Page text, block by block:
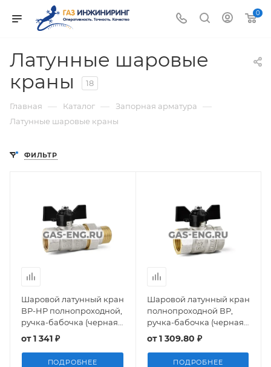
0
Латунные шаровые
краны
18
Главная — Каталог — Запорная арматура —
Латунные шаровые краны
ФИЛЬТР
Шаровой латунный кран
ВР-НР полнопроходной,
ручка-бабочка (черная),
со сгоном, Ду 15-32, Ру 40,
LD Pride
от1 341 ₽
ПОДРОБНЕЕ
Шаровой латунный кран
полнопроходной ВР,
ручка-бабочка (черная),
Ду 15-32, Ру 25-40, LD
Pride
от1 309.80 ₽
ПОДРОБНЕЕ